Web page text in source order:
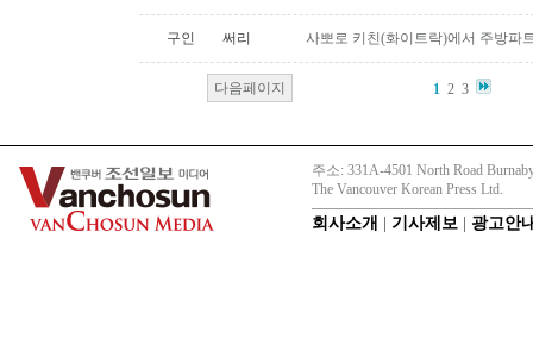
구인 써리 사뽀로 키친(화이트락)에서 주방파
다음페이지 1 2 3
주소: 331A-4501 North Road
The Vancouver Korean Press Ltd.
회사소개 기사제보 광고안